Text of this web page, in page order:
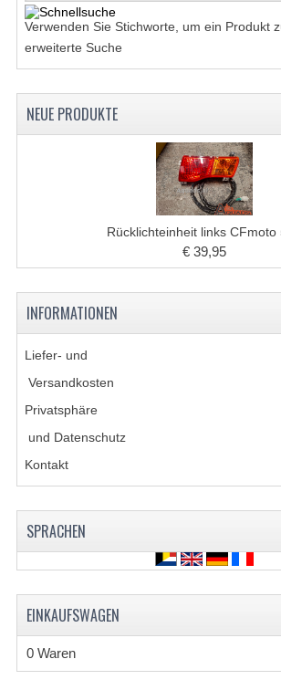
Verwenden Sie Stichworte, um ein Produkt
erweiterte Suche
NEUE PRODUKTE
Rücklichteinheit links CFmoto
€ 39,95
INFORMATIONEN
Liefer- und
Versandkosten
Privatsphäre
und Datenschutz
Kontakt
SPRACHEN
EINKAUFSWAGEN
0 Waren